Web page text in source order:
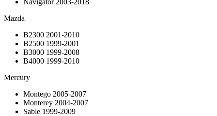
Navigator 2003-2018
Mazda
B2300 2001-2010
B2500 1999-2001
B3000 1999-2008
B4000 1999-2010
Mercury
Montego 2005-2007
Monterey 2004-2007
Sable 1999-2009